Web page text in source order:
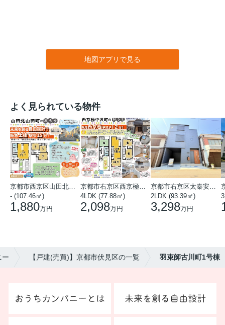
地図アプリで見る
よく見られている物件
- (107.46㎡)
1,880万円
4LDK (77.88㎡)
2,098万円
2LDK (93.39㎡)
3,298万円
ー 【戸建(売買)】京都市伏見区の一覧 羽束師古川町1号棟